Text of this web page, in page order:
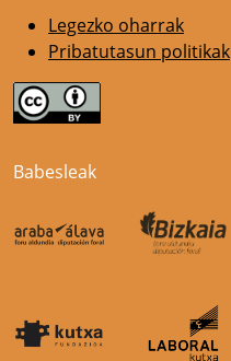
Legezko oharrak
Pribatutasun politikak
Babesleak